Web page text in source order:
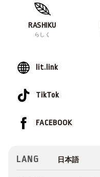
RASHIKU
らしく
lit.link
TikTok
FACEBOOK
LANG